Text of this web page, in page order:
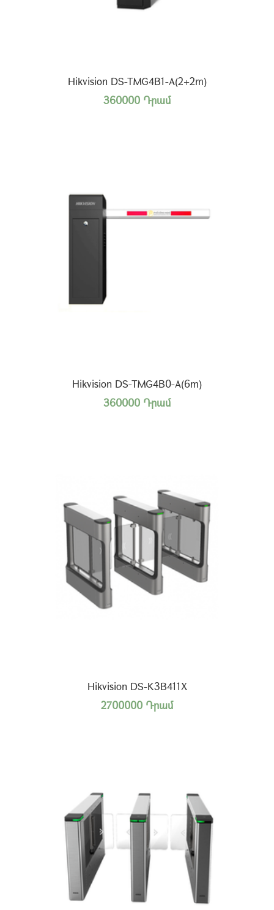
Hikvision DS-TMG4B1-A(2+2m)
360000 Դրամ
Hikvision DS-TMG4B0-A(6m)
360000 Դրամ
Hikvision DS-K3B411X
2700000 Դրամ